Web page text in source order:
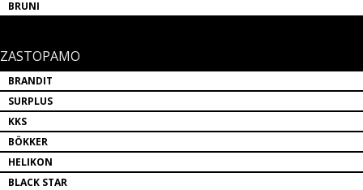
BRUNI
ZASTOPAMO
BRANDIT
SURPLUS
KKS
BÖKKER
HELIKON
BLACK STAR